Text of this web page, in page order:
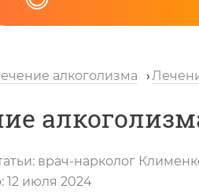
алкоголизма
врач-нарколог
12 июля 2024